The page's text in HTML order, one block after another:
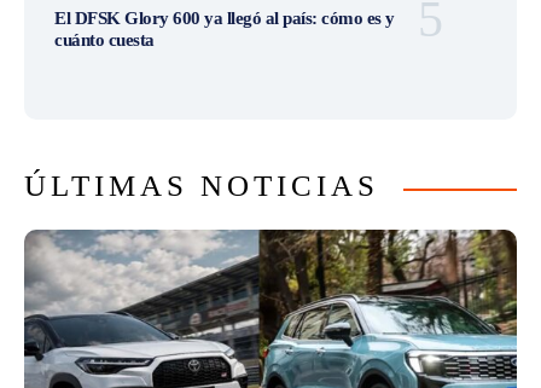
El DFSK Glory 600 ya llegó al país: cómo es y
cuánto cuesta
ÚLTIMAS NOTICIAS